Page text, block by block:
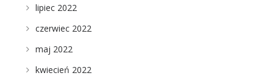
lipiec 2022
czerwiec 2022
maj 2022
kwiecień 2022